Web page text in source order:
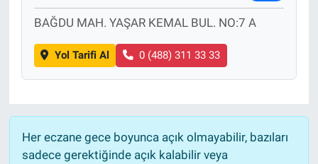
BAĞDU MAH. YAŞAR KEMAL BUL. NO:7 A
Yol Tarifi Al 0 (488) 311 33 33
Her eczane gece boyunca açık olmayabilir, bazıları
sadece gerektiğinde açık kalabilir veya
Sağlık
Eğitim
Ekonomi
Dünya
Teknoloji